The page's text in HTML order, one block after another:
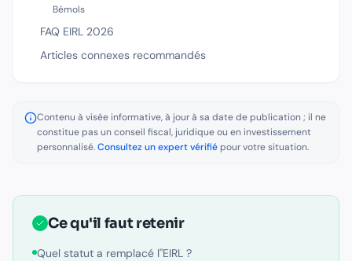
Bémols
FAQ EIRL 2026
Articles connexes recommandés
Contenu à visée informative, à jour à sa date de publication ; il ne
constitue pas un conseil fiscal, juridique ou en investissement
personnalisé.Consultez un expert vérifiépour votre situation.
Ce qu'il faut retenir
Quel statut a remplacé l''EIRL ?